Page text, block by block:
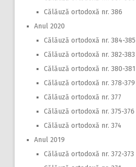
Călăuză ortodoxă nr. 386
Anul 2020
Călăuză ortodoxă nr. 384-385
Călăuză ortodoxă nr. 382-383
Călăuză ortodoxă nr. 380-381
Călăuză ortodoxă nr. 378-379
Călăuză ortodoxă nr. 377
Călăuză ortodoxă nr. 375-376
Călăuză ortodoxă nr. 374
Anul 2019
Călăuză ortodoxă nr. 372-373